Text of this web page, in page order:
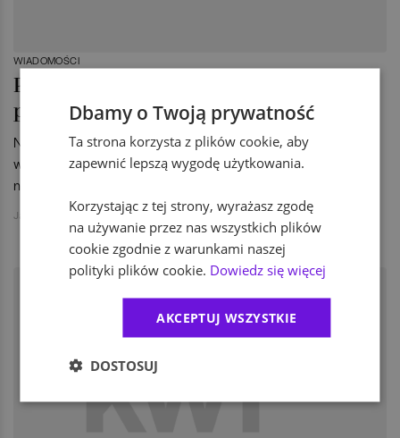
WIADOMOŚCI
Poznaj najlepsze firmy doradztwa
podatkowego w 2014 roku
Na początku marca "Dziennik Gazeta Prawna" opublikował
wyniki IX Rankingu Firm i Doradców Podatkowych. Kto stanął
na podium?
Jakub Jański
Dbamy o Twoją prywatność
Ta strona korzysta z plików cookie, aby
zapewnić lepszą wygodę użytkowania.
Korzystając z tej strony, wyrażasz zgodę
na używanie przez nas wszystkich plików
cookie zgodnie z warunkami naszej
polityki plików cookie. Dowiedz się więcej
AKCEPTUJ WSZYSTKIE
DOSTOSUJ